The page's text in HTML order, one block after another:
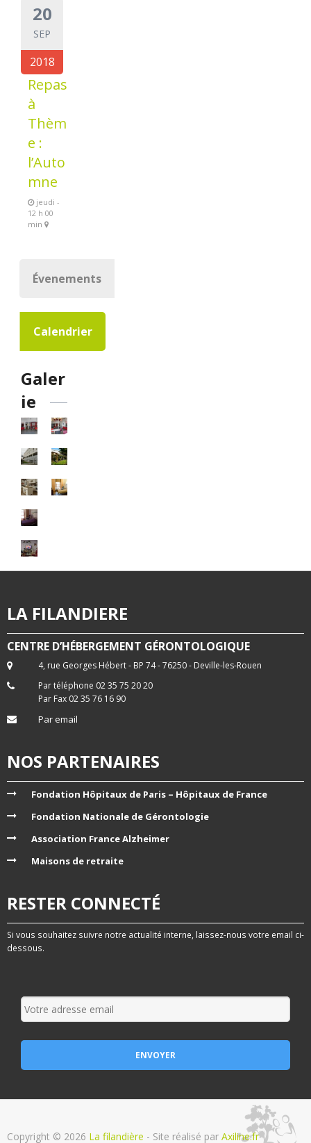
20
SEP
2018
Repas
à
Thèm
e :
l’Auto
mne
jeudi -
12 h 00
min
Évenements
Calendrier
Galer
ie
LA FILANDIERE
CENTRE D’HÉBERGEMENT GÉRONTOLOGIQUE
4, rue Georges Hébert - BP 74 - 76250 - Deville-les-Rouen
Par téléphone 02 35 75 20 20
Par Fax 02 35 76 16 90
Par email
NOS PARTENAIRES
Fondation Hôpitaux de Paris – Hôpitaux de France
Fondation Nationale de Gérontologie
Association France Alzheimer
Maisons de retraite
RESTER CONNECTÉ
Si vous souhaitez suivre notre actualité interne, laissez-nous votre email ci-
dessous.
Copyright © 2026 La filandière - Site réalisé par Axiline.fr